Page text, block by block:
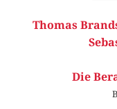
Thomas
Die